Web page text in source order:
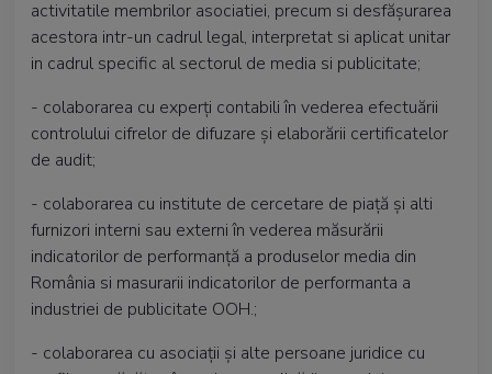
activitatile membrilor asociatiei, precum si desfășurarea
acestora intr-un cadrul legal, interpretat si aplicat unitar
in cadrul specific al sectorul de media si publicitate;
- colaborarea cu experţi contabili în vederea efectuării
controlului cifrelor de difuzare şi elaborării certificatelor
de audit;
- colaborarea cu institute de cercetare de piață și alti
furnizori interni sau externi în vederea măsurării
indicatorilor de performanță a produselor media din
România si masurarii indicatorilor de performanta a
industriei de publicitate OOH.;
- colaborarea cu asociaţii şi alte persoane juridice cu